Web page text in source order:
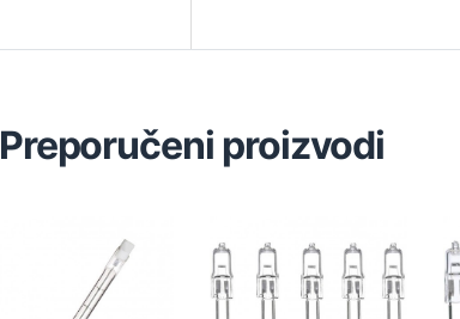
Preporučeni proizvodi